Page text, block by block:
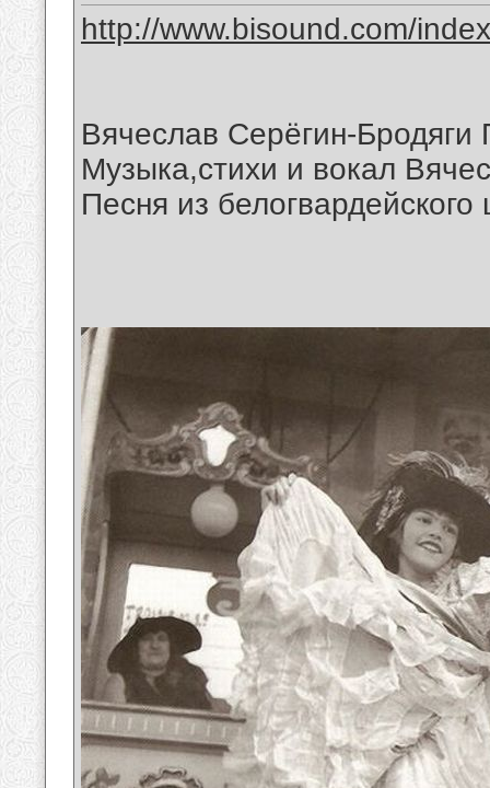
http://www.bisound.com/
Вячеслав Серёгин-
Музыка,стихи и вокал
Песня из белогвардейского